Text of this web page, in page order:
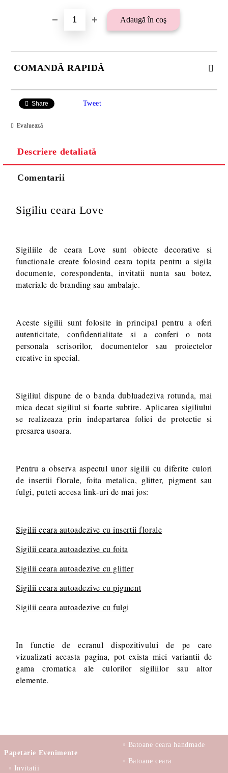
COMANDĂ RAPIDĂ
SAU 15 LEI TAXA TRANSPORT PENTRU PLATA CU
Va multumim! Veti fi contactat pentru stabilirea eventualelor detalii
suplimentare necesare procesarii comenzii dumneavoastra.
Share Tweet
Evaluează
Descriere detaliată
Comentarii
Sigiliu ceara Love
Sigiliile de ceara Love sunt obiecte decorative si
functionale create folosind ceara topita pentru a sigila
documente, corespondenta, invitatii nunta sau botez,
materiale de branding sau ambalaje.
Aceste sigilii sunt folosite in principal pentru a oferi
autenticitate, confidentialitate si a conferi o nota
personala scrisorilor, documentelor sau proiectelor
creative in special.
Sigiliul dispune de o banda dubluadeziva rotunda, mai
mica decat sigiliul si foarte subtire. Aplicarea sigiliului
se realizeaza prin indepartarea foliei de protectie si
presarea usoara.
Pentru a observa aspectul unor sigilii cu diferite culori
de insertii florale, foita metalica, glitter, pigment sau
fulgi, puteti accesa link-uri de mai jos:
Sigilii ceara autoadezive cu insertii florale
Sigilii ceara autoadezive cu foita
Sigilii ceara autoadezive cu glitter
Sigilii ceara autoadezive cu pigment
Sigilii ceara autoadezive cu fulgi
In functie de ecranul dispozitivului de pe care
vizualizati aceasta pagina, pot exista mici variantii de
gama cromatica ale culorilor sigiliilor sau altor
elemente.
Papetarie Evenimente
Invitatii
Batoane ceara handmade
Batoane ceara